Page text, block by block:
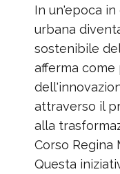
In un'epoca
urbana
sostenibile
afferma
attraverso il
alla
Corso Regina
Questa